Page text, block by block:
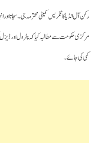
رکن آل انڈیا کانگریس کمیٹی محترمہ جی۔ سجاتا
مرکزی حکومت سے مطالبہ کیا کہ پٹرول اور ڈیزل
کمی کی جائے ۔